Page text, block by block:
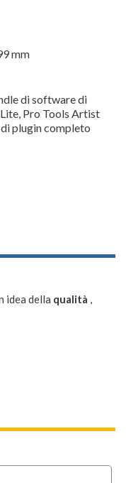
mm
di software di
Pro Tools Artist
plugin completo
idea della qualità ,